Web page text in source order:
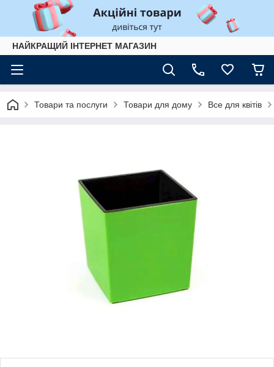
НАЙКРАЩИЙ ІНТЕРНЕТ МАГАЗИН
Товари та послуги Товари для дому Все для квітів